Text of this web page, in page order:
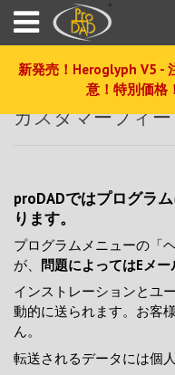
新発売！Heroglyph V5 -
意！特別価格！
カスタマーフィ
proDADではプログラ
ります。
プログラムメニューの「
が、 問題によってはEメー
インストレーションとユ
動的に送られます。お客
ん。
転送されるデータには個